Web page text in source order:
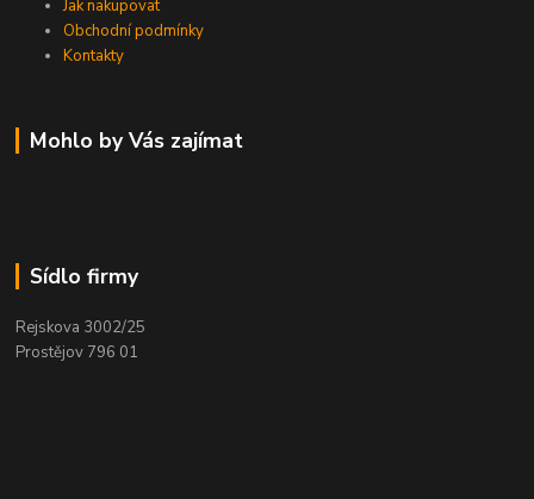
Jak nakupovat
Obchodní podmínky
Kontakty
Mohlo by Vás zajímat
Sídlo firmy
Rejskova 3002/25
Prostějov 796 01